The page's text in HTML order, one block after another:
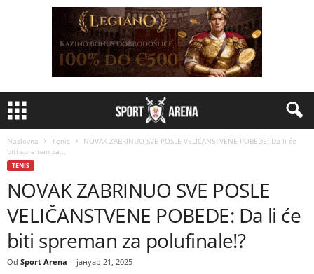
Naslovna Tenis
NOVAK ZABRINUO SVE POSLE VELIČANSTVENE POBEDE: Da li će
biti spreman za...
TENIS
NOVAK ZABRINUO SVE POSLE
VELIČANSTVENE POBEDE: Da li će
biti spreman za polufinale!?
Od Sport Arena - јануар 21, 2025